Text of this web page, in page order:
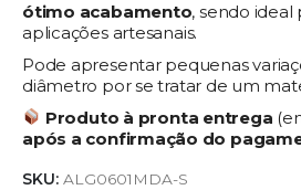
ótimo acabamento, sendo ideal
aplicações artesanais.
Pode apresentar pequenas
diâmetro por se tratar de um
Produto à pronta entrega
após a confirmação do
SKU: ALG0601MDA-S